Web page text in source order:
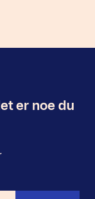
er noe du